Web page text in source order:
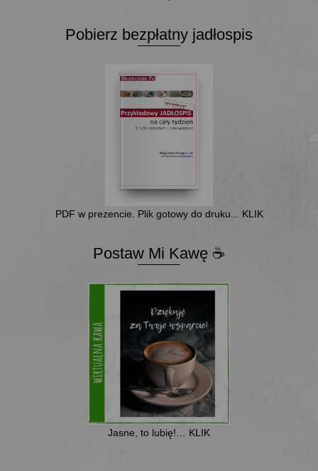
Pobierz bezpłatny jadłospis
PDF w prezencie. Plik gotowy do druku... KLIK
Postaw Mi Kawę ☕
Jasne, to lubię!… KLIK